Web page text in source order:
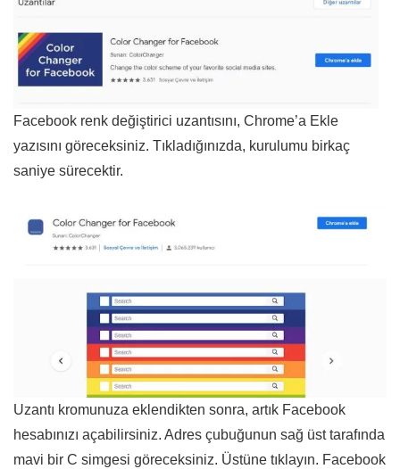
Facebook renk değiştirici uzantısını, Chrome’a Ekle
yazısını göreceksiniz. Tıkladığınızda, kurulumu birkaç
saniye sürecektir.
Uzantı kromunuza eklendikten sonra, artık Facebook
hesabınızı açabilirsiniz. Adres çubuğunun sağ üst tarafında
mavi bir C simgesi göreceksiniz. Üstüne tıklayın. Facebook